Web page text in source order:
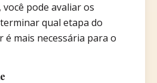
pode avaliar os
qual etapa do
mais necessária para o